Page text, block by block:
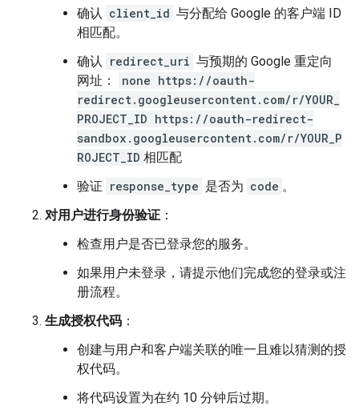
确认 client_id 与分配给 Google 的客户端 ID
相匹配。
确认
redirect_uri 与预期的 Google 重定向
网址：
none https://oauth-
redirect.googleusercontent.com/r/YOUR_
PROJECT_ID https://oauth-redirect-
sandbox.googleusercontent.com/r/YOUR_P
ROJECT_ID 相匹配
验证 response_type 是否为 code 。
对用户进行身份验证 ：
检查用户是否已登录您的服务。
如果用户未登录，请提示他们完成您的登录或注
册流程。
生成授权代码 ：
创建与用户和客户端关联的唯一且难以猜测的授
权代码。
将代码设置为在约 10 分钟后过期。